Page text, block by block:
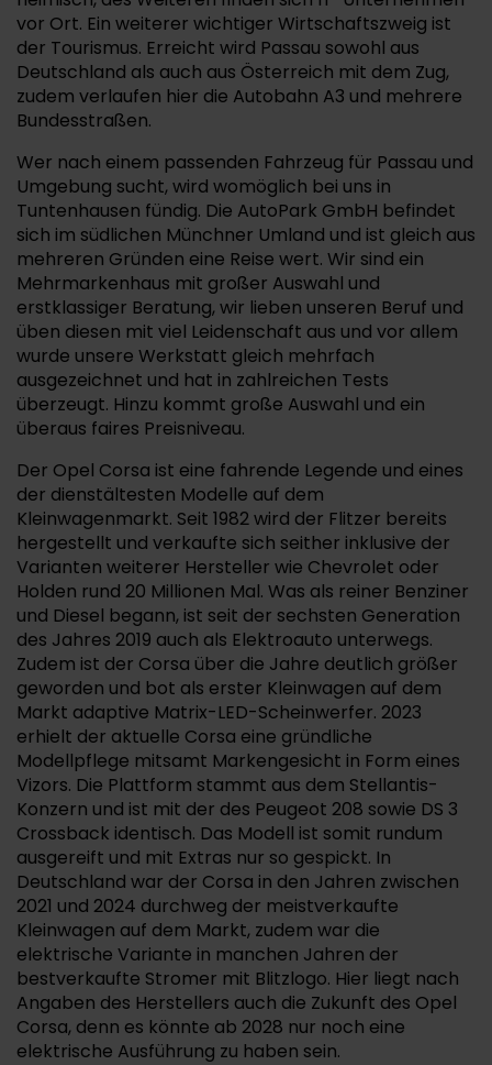
vor Ort. Ein weiterer wichtiger Wirtschaftszweig ist
der Tourismus. Erreicht wird Passau sowohl aus
Deutschland als auch aus Österreich mit dem Zug,
zudem verlaufen hier die Autobahn A3 und mehrere
Bundesstraßen.
Wer nach einem passenden Fahrzeug für Passau und
Umgebung sucht, wird womöglich bei uns in
Tuntenhausen fündig. Die AutoPark GmbH befindet
sich im südlichen Münchner Umland und ist gleich aus
mehreren Gründen eine Reise wert. Wir sind ein
Mehrmarkenhaus mit großer Auswahl und
erstklassiger Beratung, wir lieben unseren Beruf und
üben diesen mit viel Leidenschaft aus und vor allem
wurde unsere Werkstatt gleich mehrfach
ausgezeichnet und hat in zahlreichen Tests
überzeugt. Hinzu kommt große Auswahl und ein
überaus faires Preisniveau.
Der Opel Corsa ist eine fahrende Legende und eines
der dienstältesten Modelle auf dem
Kleinwagenmarkt. Seit 1982 wird der Flitzer bereits
hergestellt und verkaufte sich seither inklusive der
Varianten weiterer Hersteller wie Chevrolet oder
Holden rund 20 Millionen Mal. Was als reiner Benziner
und Diesel begann, ist seit der sechsten Generation
des Jahres 2019 auch als Elektroauto unterwegs.
Zudem ist der Corsa über die Jahre deutlich größer
geworden und bot als erster Kleinwagen auf dem
Markt adaptive Matrix-LED-Scheinwerfer. 2023
erhielt der aktuelle Corsa eine gründliche
Modellpflege mitsamt Markengesicht in Form eines
Vizors. Die Plattform stammt aus dem Stellantis-
Konzern und ist mit der des Peugeot 208 sowie DS 3
Crossback identisch. Das Modell ist somit rundum
ausgereift und mit Extras nur so gespickt. In
Deutschland war der Corsa in den Jahren zwischen
2021 und 2024 durchweg der meistverkaufte
Kleinwagen auf dem Markt, zudem war die
elektrische Variante in manchen Jahren der
bestverkaufte Stromer mit Blitzlogo. Hier liegt nach
Angaben des Herstellers auch die Zukunft des Opel
Corsa, denn es könnte ab 2028 nur noch eine
elektrische Ausführung zu haben sein.